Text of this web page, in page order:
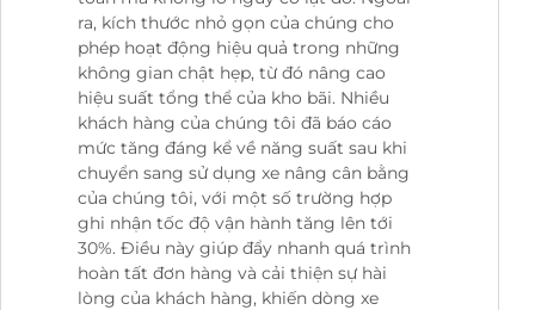
ra, kích thước nhỏ gọn của chúng cho
phép hoạt động hiệu quả trong những
không gian chật hẹp, từ đó nâng cao
hiệu suất tổng thể của kho bãi. Nhiều
khách hàng của chúng tôi đã báo cáo
mức tăng đáng kể về năng suất sau khi
chuyển sang sử dụng xe nâng cân bằng
của chúng tôi, với một số trường hợp
ghi nhận tốc độ vận hành tăng lên tới
30%. Điều này giúp đẩy nhanh quá trình
hoàn tất đơn hàng và cải thiện sự hài
lòng của khách hàng, khiến dòng xe